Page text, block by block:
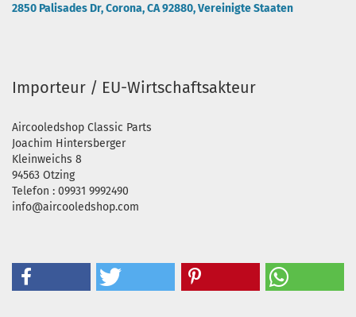
2850 Palisades Dr, Corona, CA 92880, Vereinigte Staaten
Importeur / EU-Wirtschaftsakteur
Aircooledshop Classic Parts
Joachim Hintersberger
Kleinweichs 8
94563 Otzing
Telefon : 09931 9992490
info@aircooledshop.com